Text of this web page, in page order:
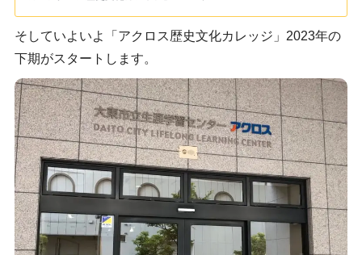
そしていよいよ「アクロス歴史文化カレッジ」2023年の
下期がスタートします。